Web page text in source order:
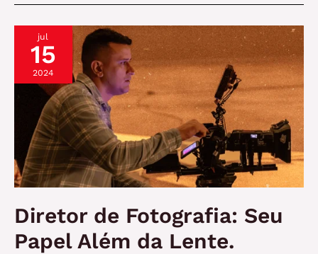
da
Som
Produção
Audiovisual
jul
15
2024
Diretor de Fotografia: Seu
Papel Além da Lente.